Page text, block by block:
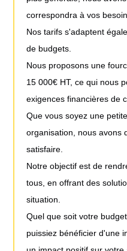
correspondra à vos
Nos tarifs s'adaptent
de budgets.
Nous proposons une
15 000€ HT, ce qui nous
exigences financières de
Que vous soyez une
organisation, nous avons
satisfaire.
Notre objectif est de
tous, en offrant des
situation.
Quel que soit votre
puissiez bénéficier d'une